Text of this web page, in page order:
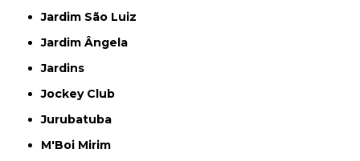
Jardim São Luiz
Jardim Ângela
Jardins
Jockey Club
Jurubatuba
M'Boi Mirim